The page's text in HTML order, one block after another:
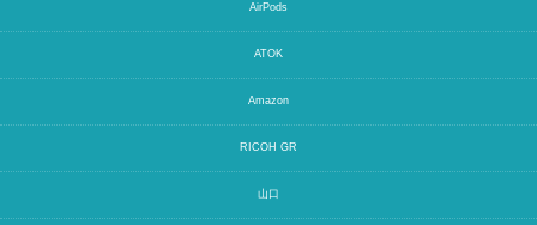
AirPods
ATOK
Amazon
RICOH GR
山口